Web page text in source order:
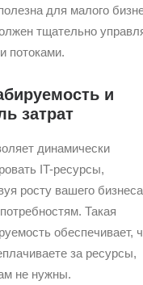
для малого
тщательно
потоками.
и
затрат
динамически
IT-ресурсы,
росту вашего
Такая
обеспечивает,
за ресурсы,
не нужны.